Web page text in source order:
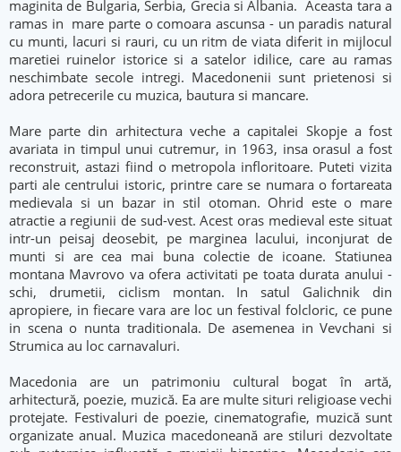
maginita de Bulgaria, Serbia, Grecia si Albania. Aceasta tara a
ramas in mare parte o comoara ascunsa - un paradis natural
cu munti, lacuri si rauri, cu un ritm de viata diferit in mijlocul
maretiei ruinelor istorice si a satelor idilice, care au ramas
neschimbate secole intregi. Macedonenii sunt prietenosi si
adora petrecerile cu muzica, bautura si mancare.
Mare parte din arhitectura veche a capitalei Skopje a fost
avariata in timpul unui cutremur, in 1963, insa orasul a fost
reconstruit, astazi fiind o metropola infloritoare. Puteti vizita
parti ale centrului istoric, printre care se numara o fortareata
medievala si un bazar in stil otoman. Ohrid este o mare
atractie a regiunii de sud-vest. Acest oras medieval este situat
intr-un peisaj deosebit, pe marginea lacului, inconjurat de
munti si are cea mai buna colectie de icoane. Statiunea
montana Mavrovo va ofera activitati pe toata durata anului -
schi, drumetii, ciclism montan. In satul Galichnik din
apropiere, in fiecare vara are loc un festival folcloric, ce pune
in scena o nunta traditionala. De asemenea in Vevchani si
Strumica au loc carnavaluri.
Macedonia are un patrimoniu cultural bogat în artă,
arhitectură, poezie, muzică. Ea are multe situri religioase vechi
protejate. Festivaluri de poezie, cinematografie, muzică sunt
organizate anual. Muzica macedoneană⁠ are stiluri dezvoltate